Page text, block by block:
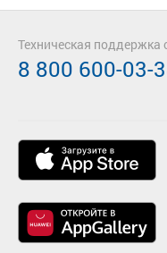
Техническая поддержка
8 800 600-03-